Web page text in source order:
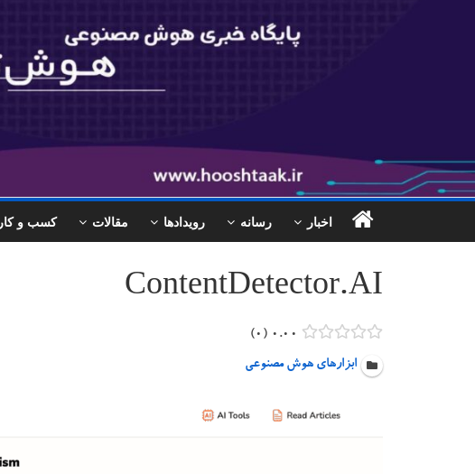
مصنوعی
اخبار رسانه رویدادها مقالات کسب و کار
ContentDetector.AI
۰.۰۰ ۰
ابزارهای هوش مصنوعی